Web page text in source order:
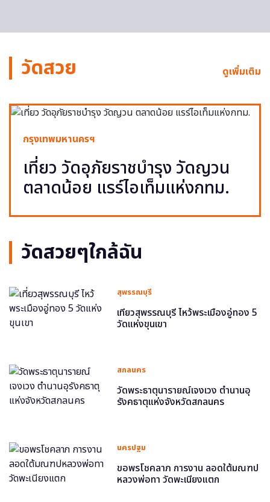
วัดสวย ดูเพิ่มเติม
กรุงเทพมหานครฯ
เที่ยว วัดอุภัยราชบำรุง วัดญวน
ตลาดน้อย แรร์ไอเท็มแห่งกทม.
วัดสวยๆใกล้ฉัน
สุพรรณบุรี
เที่ยวสุพรรณบุรี ไหว้พระเมืองอู่ทอง 5
วัดแห่งขุนเขา
สกลนคร
วัดพระธาตุนารายณ์เจงเวง ตำนานอุ
รังคธาตุแห่งจังหวัดสกลนคร
นครปฐม
ขอพรโชคลาภ การงาน ลอดใต้มณฑป
หลวงพ่อทา วัดพะเนียงแตก